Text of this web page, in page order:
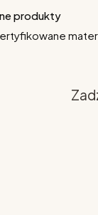
produkty